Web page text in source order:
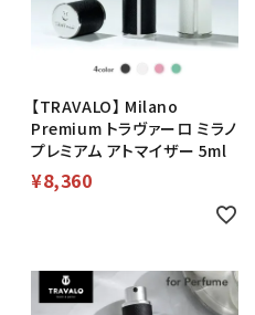
【TRAVALO】 Milano
Premium トラヴァーロ ミラノ
プレミアム アトマイザー 5ml
¥8,360